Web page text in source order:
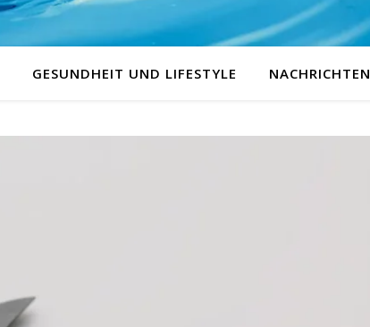
GESUNDHEIT UND LIFESTYLE NACHRICHTEN